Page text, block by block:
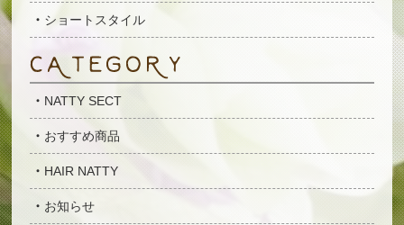
ショートスタイル
NATTY SECT
おすすめ商品
HAIR NATTY
お知らせ